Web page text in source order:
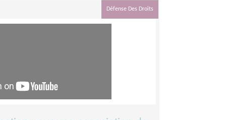
Défense Des Droits